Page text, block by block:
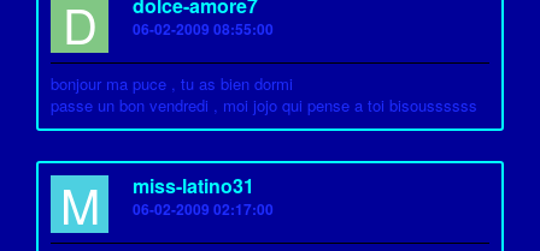
D 06-02-2009 08:55:00
bonjour ma puce , tu as bien dormi
passe un bon vendredi , moi jojo qui pense a toi bisoussssss
M miss-latino31
06-02-2009 02:17:00